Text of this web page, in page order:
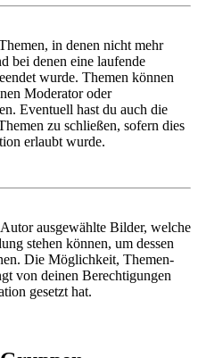
in denen nicht mehr
bei denen eine laufende
wurde. Themen können
Moderator oder
Eventuell hast du auch die
zu schließen, sofern dies
erlaubt wurde.
ausgewählte Bilder, welche
stehen können, um dessen
Die Möglichkeit, Themen-
von deinen Berechtigungen
gesetzt hat.